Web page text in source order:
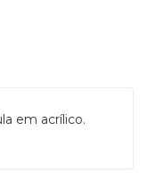
em acrílico.